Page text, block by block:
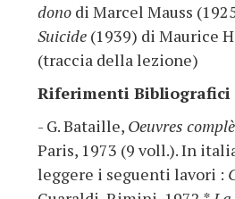
dono di Marcel Mauss
Suicide (1939) di Maurice
(traccia della lezione)
Riferimenti Bibliografici
- G. Bataille, Oeuvres
Paris, 1973 (9 voll.). In
leggere i seguenti lavori :